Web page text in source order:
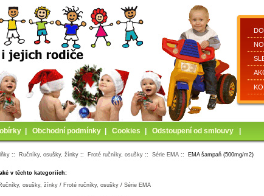
Obchodní podmínky Cookies Odstoupení od smlouvy
:: Ručníky, osušky, žínky :: Froté ručníky, osušky ::Série EMA :: EMA šampaň (500mg/m2)
v těchto kategoriích:
osušky, žínky / Froté ručníky, osušky / Série EMA